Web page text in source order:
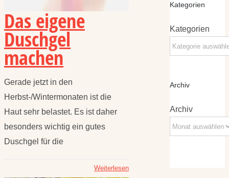
Das eigene
Duschgel
machen
Gerade jetzt in den
Herbst-/Wintermonaten ist die
Haut sehr belastet. Es ist daher
besonders wichtig ein gutes
Duschgel für die
Weiterlesen
Kategorien
Kategorien
Archiv
Archiv